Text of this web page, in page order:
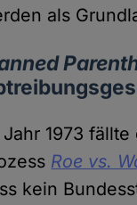
als
Jahr 1973
Roe vs.
kein